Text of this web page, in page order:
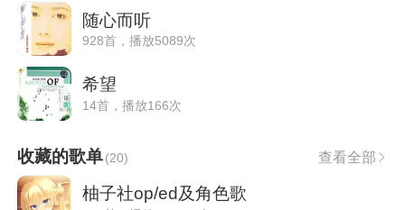
随心而听
928首，播放5089次
希望
14首，播放166次
收藏的歌单(20) 查看全部
柚子社op/ed及角色歌